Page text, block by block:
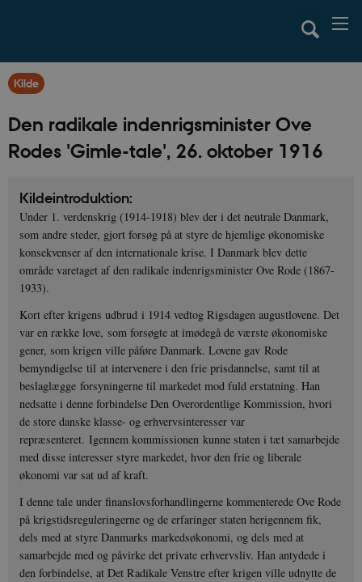
Kilde
Den radikale indenrigsminister Ove
Rodes 'Gimle-tale', 26. oktober 1916
Kildeintroduktion:
Under 1. verdenskrig (1914-1918) blev der i det neutrale Danmark,
som andre steder, gjort forsøg på at styre de hjemlige økonomiske
konsekvenser af den internationale krise. I Danmark blev dette
område varetaget af den radikale indenrigsminister Ove Rode (1867-
1933).
Kort efter krigens udbrud i 1914 vedtog Rigsdagen augustlovene. Det
var en række love, som forsøgte at imødegå de værste økonomiske
gener, som krigen ville påføre Danmark. Lovene gav Rode
bemyndigelse til at intervenere i den frie prisdannelse, samt til at
beslaglægge forsyningerne til markedet mod fuld erstatning. Han
nedsatte i denne forbindelse Den Overordentlige Kommission, hvori
de store danske klasse- og erhvervsinteresser var
repræsenteret. Igennem kommissionen kunne staten i tæt samarbejde
med disse interesser styre markedet, hvor den frie og liberale
økonomi var sat ud af kraft.
I denne tale under finanslovsforhandlingerne kommenterede Ove Rode
på krigstidsreguleringerne og de erfaringer staten herigennem fik,
dels med at styre Danmarks markedsøkonomi, og dels med at
samarbejde med og påvirke det private erhvervsliv. Han antydede i
den forbindelse, at Det Radikale Venstre efter krigen ville udnytte de